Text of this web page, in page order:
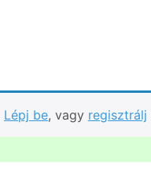
Lépj be, vagy regisztrálj